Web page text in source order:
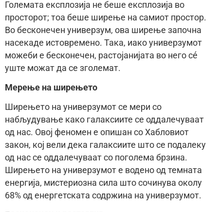
Големата експлозија не беше експлозија во
просторот; тоа беше ширење на самиот простор.
Во бесконечен универзум, ова ширење започна
насекаде истовремено. Така, иако универзумот
можеби е бесконечен, растојанијата во него сé
уште можат да се зголемат.
Мерење на ширењето
Ширењето на универзумот се мери со
набљудување како галаксиите се оддалечуваат
од нас. Овој феномен е опишан со Хабловиот
закон, кој вели дека галаксиите што се подалеку
од нас се оддалечуваат со поголема брзина.
Ширењето на универзумот е водено од темната
енергија, мистериозна сила што сочинува околу
68% од енергетската содржина на универзумот.